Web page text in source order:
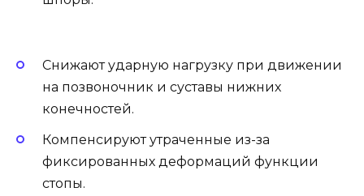
Снижают ударную нагрузку при движении
на позвоночник и суставы нижних
конечностей.
Компенсируют утраченные из-за
фиксированных деформаций функции
стопы.